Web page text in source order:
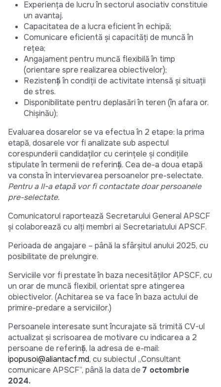
Experiența de lucru în sectorul asociativ constituie
un avantaj.
Capacitatea de a lucra eficient în echipă;
Comunicare eficientă şi capacităţi de muncă în
reţea;
Angajament pentru muncă flexibilă în timp
(orientare spre realizarea obiectivelor);
Rezistenţă în condiţii de activitate intensă şi situaţii
de stres.
Disponibilitate pentru deplasări în teren (în afara or.
Chișinău);
Evaluarea dosarelor se va efectua în 2 etape: la prima
etapă, dosarele vor fi analizate sub aspectul
corespunderii candidaților cu cerințele și condițiile
stipulate în termenii de referință. Cea de-a doua etapă
va consta în intervievarea persoanelor pre-selectate.
Pentru a II-a etapă vor fi contactate doar persoanele
pre-selectate.
Comunicatorul raportează Secretarului General APSCF
și colaborează cu alți membri ai Secretariatului APSCF.
Perioada de angajare – până la sfârșitul anului 2025, cu
posibilitate de prelungire.
Serviciile vor fi prestate în baza necesităților APSCF, cu
un orar de muncă flexibil, orientat spre atingerea
obiectivelor. (Achitarea se va face în baza actului de
primire-predare a serviciilor.)
Persoanele interesate sunt încurajate să trimită CV-ul
actualizat și scrisoarea de motivare cu indicarea a 2
persoane de referință, la adresa de e-mail:
ipopusoi@aliantacf.md, cu subiectul „Consultant
comunicare APSCF”, până la data de 7 octombrie
2024.